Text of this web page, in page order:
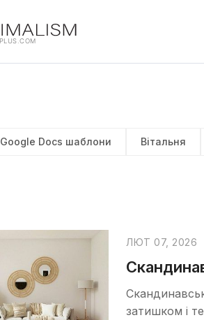
Google Docs шаблони Вітальня
ЛЮТ 07, 2026
затишком і